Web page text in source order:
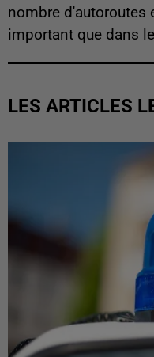
nombre d'autoroutes
important que dans
LES ARTICLES